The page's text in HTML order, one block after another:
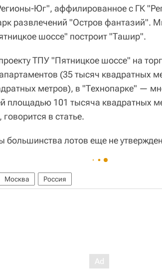
Юг", аффилированное с ГК
развлечений "Остров фантазий".
шоссе" построит "Ташир".
ТПУ "Пятницкое шоссе" на
(35 тысяч квадратных
метров), в "Технопарке" —
площадью 101 тысяча квадратных
в статье.
большинства лотов еще не
Москва Россия